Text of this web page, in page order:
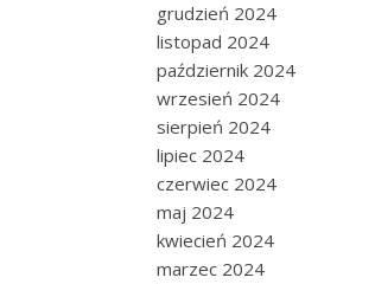
grudzień 2024
listopad 2024
październik 2024
wrzesień 2024
sierpień 2024
lipiec 2024
czerwiec 2024
maj 2024
kwiecień 2024
marzec 2024